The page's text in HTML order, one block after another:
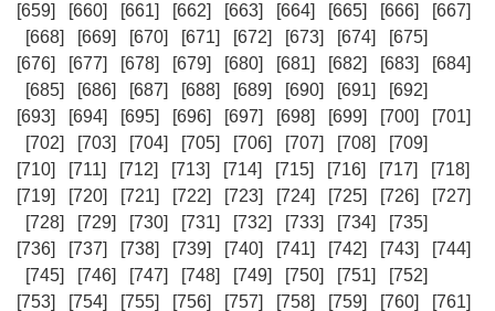
[659]
[660] [661] [662] [663] [664] [665] [666]
[667]
[668]
[669] [670] [671] [672] [673] [674]
[675]
[676]
[677] [678] [679] [680] [681] [682] [683]
[684]
[685]
[686] [687] [688] [689] [690] [691]
[692]
[693]
[694] [695] [696] [697] [698] [699] [700]
[701]
[702]
[703] [704] [705] [706] [707] [708]
[709]
[710]
[711] [712] [713] [714] [715] [716] [717]
[718]
[719]
[720] [721] [722] [723] [724] [725] [726]
[727]
[728]
[729] [730] [731] [732] [733] [734]
[735]
[736]
[737] [738] [739] [740] [741] [742] [743]
[744]
[745]
[746] [747] [748] [749] [750] [751]
[752]
[753]
[754] [755] [756] [757] [758] [759] [760]
[761]